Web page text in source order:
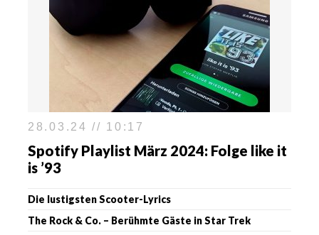
28.03.24 // 10:17
Spotify Playlist März 2024: Folge like it
is ’93
Die lustigsten Scooter-Lyrics
The Rock & Co. – Berühmte Gäste in Star Trek